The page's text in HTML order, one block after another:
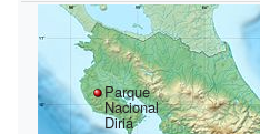
Parque
Nacional
Diriá